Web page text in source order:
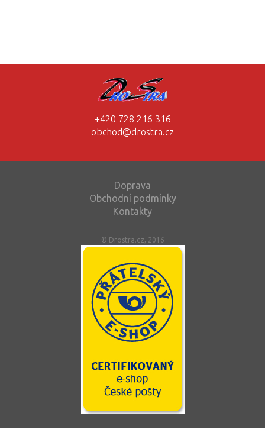
+420 728 216 316
obchod@drostra.cz
Doprava
Obchodní podmínky
Kontakty
© Drostra.cz, 2016